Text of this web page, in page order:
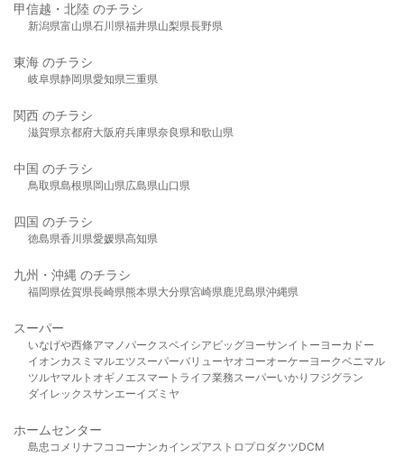
甲信越・北陸 のチラシ
新潟県富山県石川県福井県山梨県長野県
東海 のチラシ
岐阜県静岡県愛知県三重県
関西 のチラシ
滋賀県京都府大阪府兵庫県奈良県和歌山県
中国 のチラシ
鳥取県島根県岡山県広島県山口県
四国 のチラシ
徳島県香川県愛媛県高知県
九州・沖縄 のチラシ
福岡県佐賀県長崎県熊本県大分県宮崎県鹿児島県沖縄県
スーパー
いなげや西條アマノパークスベイシア ビッグヨーサンイトーヨーカドー
イオンカスミ マルエツスーパーバリューヤオコーオーケー ヨークベニマル
ツルヤマルト オギノ エスマート ライフ業務スーパーいかり フジグラン
ダイレックスサンエーイズミヤ
ホームセンター
島忠 コメリ ナフコ コーナンカインズアストロプロダクツDCM